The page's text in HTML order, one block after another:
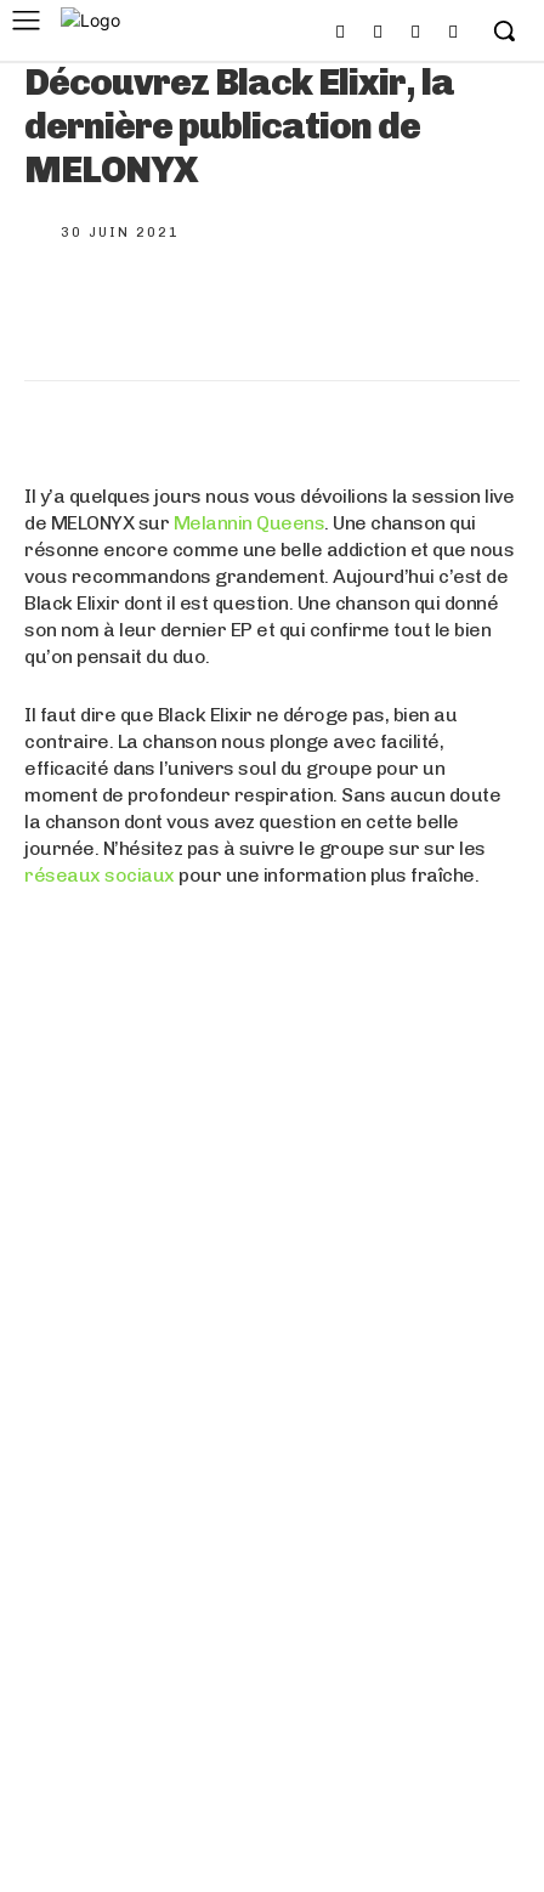
Découvrez Black Elixir, la
dernière publication de
MELONYX
30 JUIN 2021
Il y’a quelques jours nous vous dévoilions la session live
de MELONYX sur Melannin Queens. Une chanson qui
résonne encore comme une belle addiction et que nous
vous recommandons grandement. Aujourd’hui c’est de
Black Elixir dont il est question. Une chanson qui donné
son nom à leur dernier EP et qui confirme tout le bien
qu’on pensait du duo.
Il faut dire que Black Elixir ne déroge pas, bien au
contraire. La chanson nous plonge avec facilité,
efficacité dans l’univers soul du groupe pour un
moment de profondeur respiration. Sans aucun doute
la chanson dont vous avez question en cette belle
journée. N’hésitez pas à suivre le groupe sur sur les
réseaux sociaux pour une information plus fraîche.